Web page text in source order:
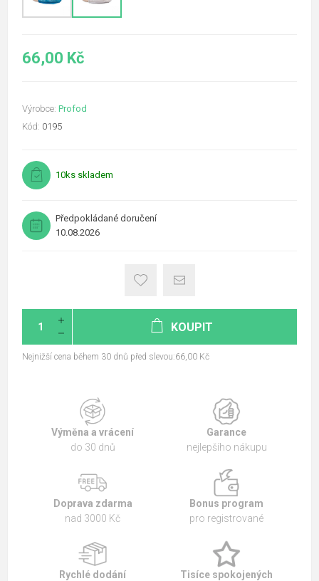
66,00 Kč
Výrobce: Profod
Kód: 0195
10ks skladem
Předpokládané doručení
10.08.2026
KOUPIT
Nejnižší cena během 30 dnů před slevou:66,00 Kč
Výměna a vrácení
do 30 dnů
Garance
nejlepšího nákupu
Doprava zdarma
nad 3000 Kč
Bonus program
pro registrované
Rychlé dodání
Tisíce spokojených